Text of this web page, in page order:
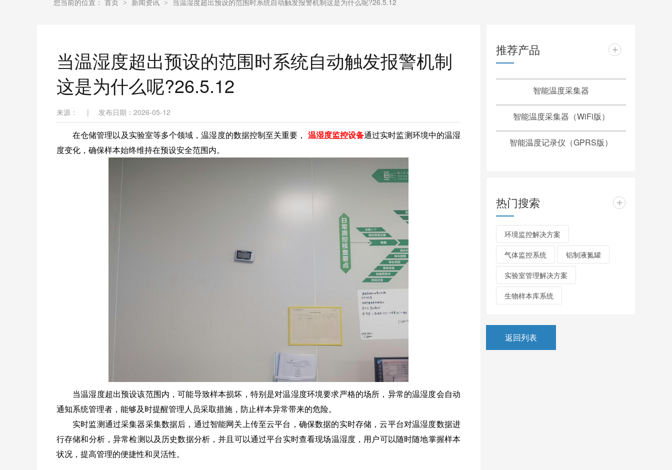
您当前的位置： 首页 > 新闻资讯 > 当温湿度超出预设的范围时系统自动触发报警机制这是为什么呢?26.5.12
当温湿度超出预设的范围时系统自动触发报警机制
这是为什么呢?26.5.12
来源： | 发布日期：2026-05-12
在仓储管理以及实验室等多个领域，温湿度的数据控制至关重要， 温湿度监控设备通过实时监测环境中的温湿
度变化，确保样本始终维持在预设安全范围内。
当温湿度超出预设该范围内，可能导致样本损坏，特别是对温湿度环境要求严格的场所，异常的温湿度会自动
通知系统管理者，能够及时提醒管理人员采取措施，防止样本异常带来的危险。
实时监测通过采集器采集数据后，通过智能网关上传至云平台，确保数据的实时存储，云平台对温湿度数据进
行存储和分析，异常检测以及历史数据分析，并且可以通过平台实时查看现场温湿度，用户可以随时随地掌握样本
状况，提高管理的便捷性和灵活性。
推荐产品 +
智能温度采集器
智能温度采集器（WiFi版）
智能温度记录仪（GPRS版）
热门搜索 +
环境监控解决方案
气体监控系统 铝制液氮罐
实验室管理解决方案
生物样本库系统
返回列表